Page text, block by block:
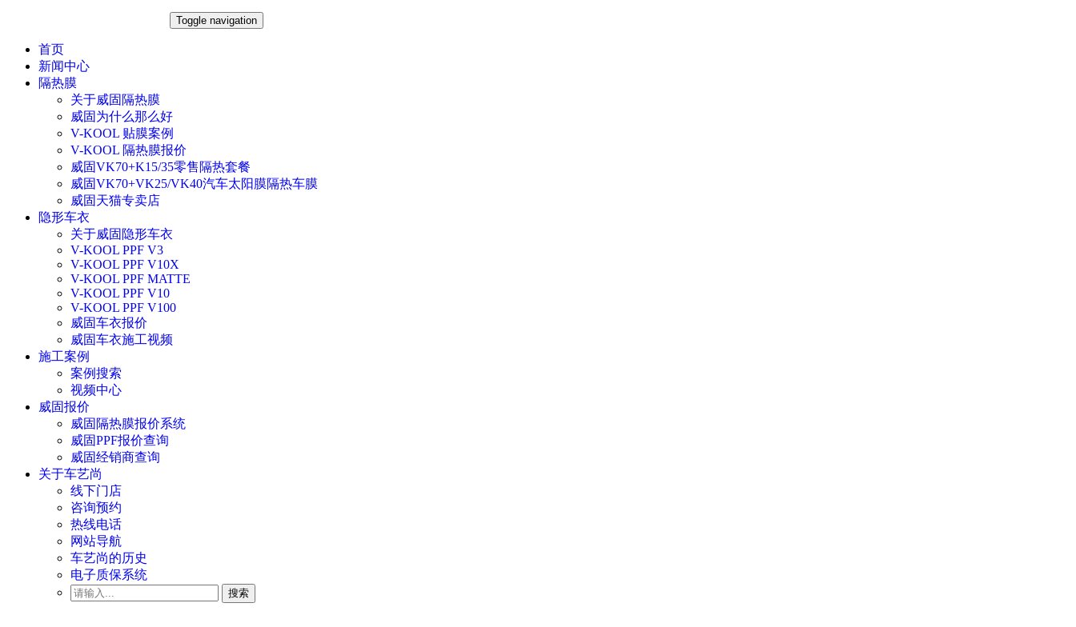
Toggle navigation
首页
新闻中心
隔热膜
关于威固隔热膜
威固为什么那么好
V-KOOL 贴膜案例
V-KOOL 隔热膜报价
威固VK70+K15/35零售隔热套餐
威固VK70+VK25/VK40汽车太阳膜隔热车膜
威固天猫专卖店
隐形车衣
关于威固隐形车衣
V-KOOL PPF V3
V-KOOL PPF V10X
V-KOOL PPF MATTE
V-KOOL PPF V10
V-KOOL PPF V100
威固车衣报价
威固车衣施工视频
施工案例
案例搜索
视频中心
威固报价
威固隔热膜报价系统
威固PPF报价查询
威固经销商查询
关于车艺尚
线下门店
咨询预约
热线电话
网站导航
车艺尚的历史
电子质保系统
搜索